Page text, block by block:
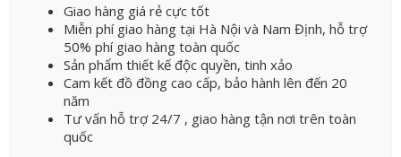
Giao hàng giá rẻ cực tốt
Miễn phí giao hàng tại Hà Nội và Nam Định, hỗ trợ
50% phí giao hàng toàn quốc
Sản phẩm thiết kế độc quyền, tinh xảo
Cam kết đồ đồng cao cấp, bảo hành lên đến 20
năm
Tư vấn hỗ trợ 24/7 , giao hàng tận nơi trên toàn
quốc